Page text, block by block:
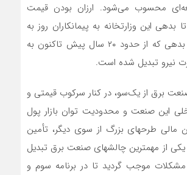
محسوب می‌شود. ارزان بودن قیمت
این وزارتخانه به پیمانکاران روز به
روز بیشتر شود. بدهی که از حدود ۲۰ سال پیش تاکنون به
نیرو تبدیل شده است.
برق از یک‌سو، در کنار سرکوب قیمتی و
این صنعت و محدودیت توان بازار پول
مالی طرحهای بزرگ از سوی دیگر، تأمین
یکی از مهمترین چالشهای صنعت برق تبدیل
موجب گردید تا در برنامه سوم و